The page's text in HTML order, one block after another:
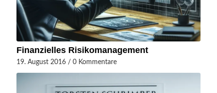
Finanzielles Risikomanagement
19. August 2016 / 0 Kommentare